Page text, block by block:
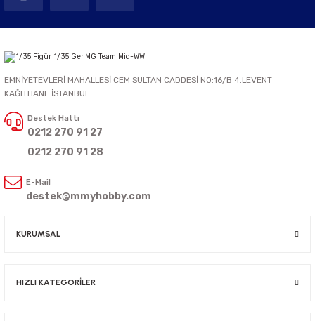
EMNİYETEVLERİ MAHALLESİ CEM SULTAN CADDESİ NO:16/B 4.LEVENT
KAĞITHANE İSTANBUL
Destek Hattı
0212 270 91 27
0212 270 91 28
E-Mail
destek@mmyhobby.com
KURUMSAL
HIZLI KATEGORİLER